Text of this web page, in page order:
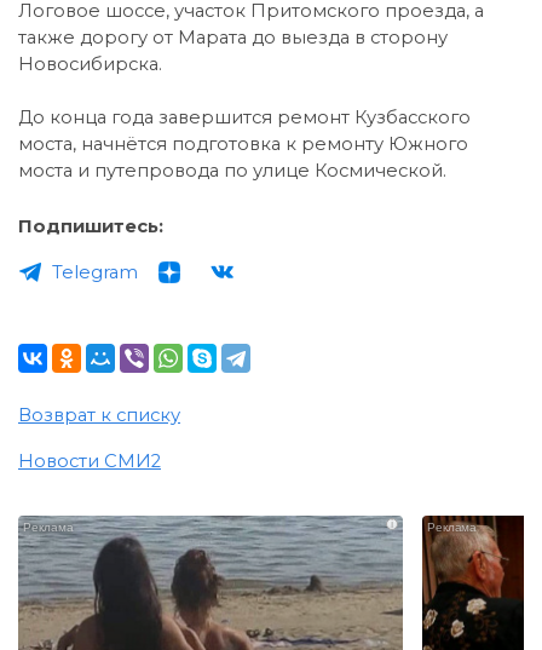
Логовое шоссе, участок Притомского проезда, а
также дорогу от Марата до выезда в сторону
Новосибирска.
До конца года завершится ремонт Кузбасского
моста, начнётся подготовка к ремонту Южного
моста и путепровода по улице Космической.
Подпишитесь:
Telegram
Возврат к списку
Новости СМИ2
i